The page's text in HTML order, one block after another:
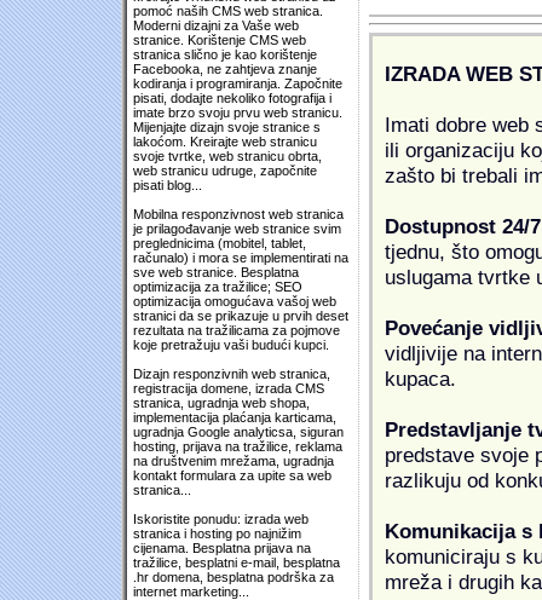
pomoć naših CMS web stranica.
Moderni dizajni za Vaše web
stranice. Korištenje CMS web
stranica slično je kao korištenje
Facebooka, ne zahtjeva znanje
kodiranja i programiranja. Započnite
pisati, dodajte nekoliko fotografija i
imate brzo svoju prvu web stranicu.
Mijenjajte dizajn svoje stranice s
lakoćom. Kreirajte web stranicu
svoje tvrtke, web stranicu obrta,
web stranicu udruge, započnite
pisati blog...
Mobilna responzivnost web stranica
je prilagođavanje web stranice svim
preglednicima (mobitel, tablet,
računalo) i mora se implementirati na
sve web stranice. Besplatna
optimizacija za tražilice; SEO
optimizacija omogućava vašoj web
stranici da se prikazuje u prvih deset
rezultata na tražilicama za pojmove
koje pretražuju vaši budući kupci.
Dizajn responzivnih web stranica,
registracija domene, izrada CMS
stranica, ugradnja web shopa,
implementacija plaćanja karticama,
ugradnja Google analyticsa, siguran
hosting, prijava na tražilice, reklama
na društvenim mrežama, ugradnja
kontakt formulara za upite sa web
stranica...
Iskoristite ponudu: izrada web
stranica i hosting po najnižim
cijenama. Besplatna prijava na
tražilice, besplatni e-mail, besplatna
.hr domena, besplatna podrška za
internet marketing...
IZRADA WEB
Imati dobre web
ili organizaciju
zašto bi trebali
Dostupnost 24/7
tjednu, što
uslugama tvrtke
Povećanje
vidljivije na
kupaca.
Predstavljanje
predstave svoje
razlikuju od
Komunikacija s
komuniciraju s
mreža i drugih